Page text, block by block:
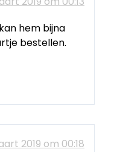
hem bijna
bestellen.
2019 om 00:18